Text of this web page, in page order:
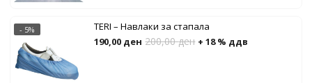
TERI – Навлаки за стапала
190,00 ден 200,00ден + 18 % ддв
- 5%